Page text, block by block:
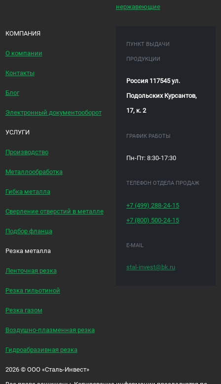
нержавеющие
КОМПАНИЯ
О компании
Контакты
Блог
Электронный документооборот
УСЛУГИ
Производство
Металлообработка
Гибка металла
Сверление отверстий в металле
Подбор фланца
Резка металла
Ленточная резка
Резка гильотиной
Резка газом
Воздушно-плазменная резка
Гидроабразивная резка
ПУНКТ ВЫДАЧИ
ПРОДУКЦИИ
Россия 117545 ул.
Подольских Курсантов,
17, к. 2
ГРАФИК РАБОТЫ
Пн-Пт: 8:30-17:30
ТЕЛЕФОН ОТДЕЛА ПРОДАЖ
+7 (499) 288-24-15
+7 (800) 500-24-15
E-MAIL
stal-invest@bk.ru
2026 ©ООО «Сталь-Инвест»